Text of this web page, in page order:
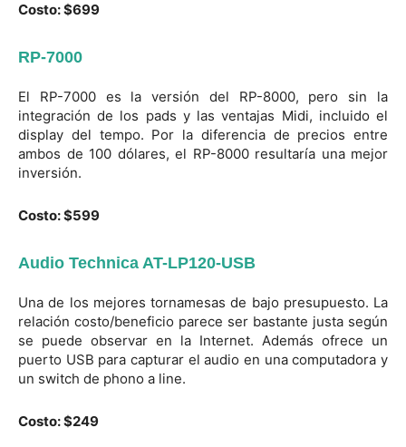
Costo: $699
RP-7000
El RP-7000 es la versión del RP-8000, pero sin la
integración de los pads y las ventajas Midi, incluido el
display del tempo. Por la diferencia de precios entre
ambos de 100 dólares, el RP-8000 resultaría una mejor
inversión.
Costo: $599
Audio Technica AT-LP120-USB
Una de los mejores tornamesas de bajo presupuesto. La
relación costo/beneficio parece ser bastante justa según
se puede observar en la Internet. Además ofrece un
puerto USB para capturar el audio en una computadora y
un switch de phono a line.
Costo: $249